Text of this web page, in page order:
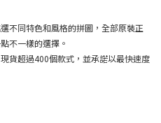
不同特色和風格的拼圖，全部原裝正
不一樣的選擇。
貨超過400個款式，並承諾以最快速度